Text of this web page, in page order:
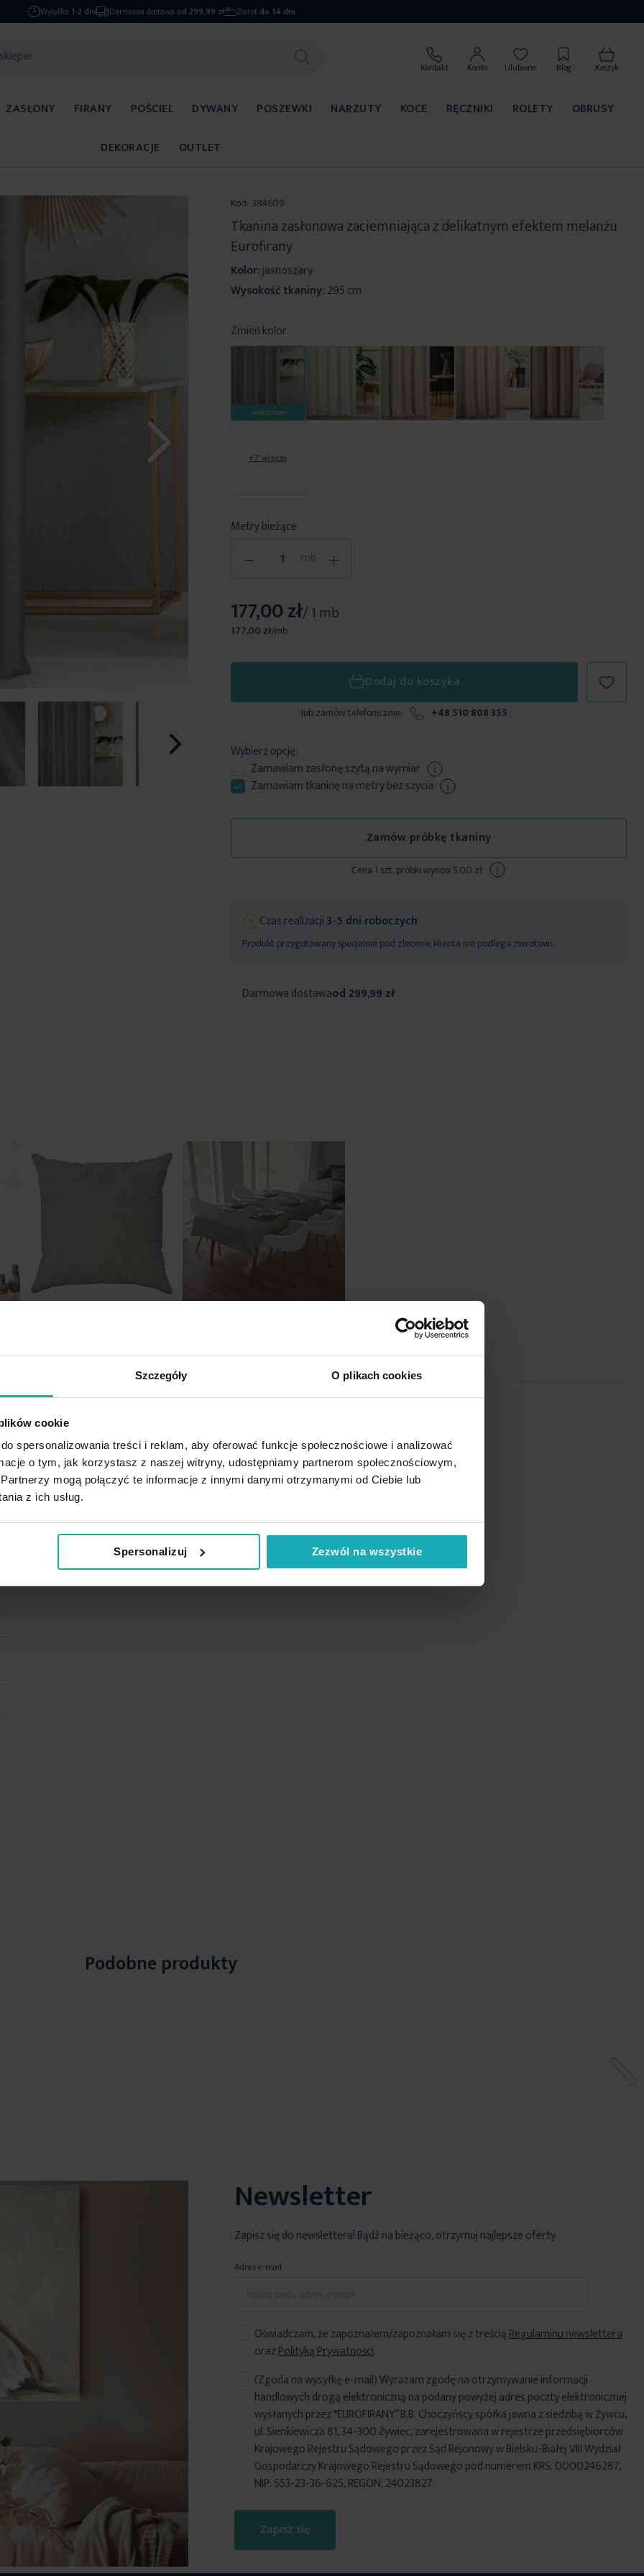
Szczegóły O plikach cookies
cookie
spersonalizowania treści i reklam, aby oferować funkcje społecznościowe i analizować
o tym, jak korzystasz z naszej witryny, udostępniamy partnerom społecznościowym,
mogą połączyć te informacje z innymi danymi otrzymanymi od Ciebie lub
z ich usług.
Spersonalizuj Zezwól na wszystkie
Wysyłka 1-2 dni Darmowa dostawa od 299,99 zł Zwrot do 14 dni
Kontakt Konto Ulubione Blog Koszyk
ZASŁONY FIRANY POŚCIEL DYWANY POSZEWKI NARZUTY KOCE RĘCZNIKI ROLETY
OBRUSY
DEKORACJE
OUTLET
Kod: 384609
Tkanina zasłonowa zaciemniająca z delikatnym efektem melanżu
Eurofirany
Kolor:jasnoszary
Wysokość tkaniny:295 cm
Zmień kolor
JASNOSZARY
+7 więcej
Metry bieżące
- mb +
177,00 zł/ 1 mb
177,00 zł/mb
Dodaj do koszyka
lub zamów telefonicznie: +48 510 808 355
Wybierz opcję:
Zamawiamzasłonę szytąna wymiar
Zamawiam tkaninę na metry bez szycia
Zamów próbkę tkaniny
Cena 1 szt. próbki wynosi 5,00 zł
Czas realizacji3-5 dni roboczych
Produkt przygotowany specjalnie pod zlecenie klienta nie podlega zwrotowi.
Darmowa dostawaod 299,99 zł
Podobne produkty
Newsletter
Zapisz się do newslettera! Bądź na bieżąco, otrzymuj najlepsze oferty
Adres e-mail
Oświadczam, że zapoznałem/zapoznałam się z treściąRegulaminu newslettera
orazPolityką Prywatności.
Zapisz się
(Zgoda na wysyłkę e-mail) Wyrażam zgodę na otrzymywanie informacji
handlowych drogą elektroniczną na podany powyżej adres poczty elektronicznej
wysłanych przez "EUROFIRANY” B.B. Choczyńscy spółka jawna z siedzibą w Żywcu,
ul. Sienkiewicza 81, 34-300 Żywiec, zarejestrowana w rejestrze przedsiębiorców
Krajowego Rejestru Sądowego przez Sąd Rejonowy w Bielsku-Białej VIII Wydział
Gospodarczy Krajowego Rejestru Sądowego pod numerem KRS: 0000246287,
NIP: 553-23-36-625, REGON: 24023827.